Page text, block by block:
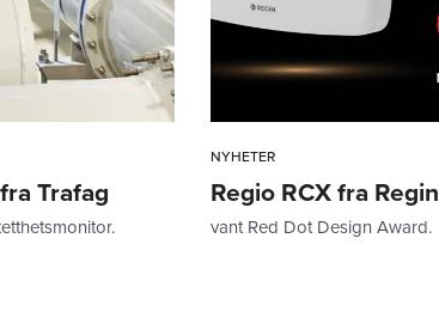
Trafag
NYHETER
Regio RCX fra Regin
vant Red Dot Design Award.